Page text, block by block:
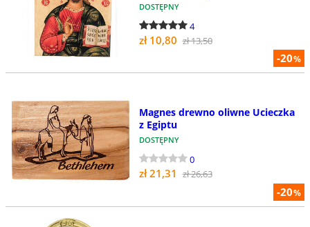
-20%
DOSTĘPNY
4
zł 10,80 zł 13,50
-20%
Magnes drewno oliwne Ucieczka
z Egiptu
DOSTĘPNY
0
zł 21,31 zł 26,63